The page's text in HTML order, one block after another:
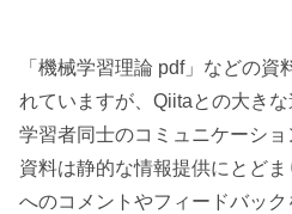
「機械学習理論 pdf」などの
れていますが、Qiitaとの大き
学習者同士のコミュニケーシ
資料は静的な情報提供にとど
へのコメントやフィードバッ